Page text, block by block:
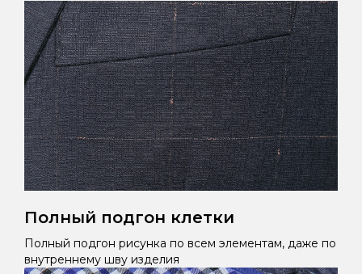
Полный подгон клетки
Полный подгон рисунка по всем элементам, даже по
внутреннему шву изделия